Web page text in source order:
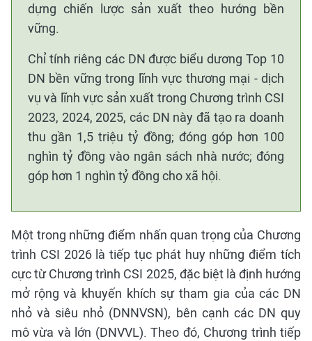
dựng chiến lược sản xuất theo hướng bền
vững.
Chỉ tính riêng các DN được biểu dương Top 10
DN bền vững trong lĩnh vực thương mại - dịch
vụ và lĩnh vực sản xuất trong Chương trình CSI
2023, 2024, 2025, các DN này đã tạo ra doanh
thu gần 1,5 triệu tỷ đồng; đóng góp hơn 100
nghìn tỷ đồng vào ngân sách nhà nước; đóng
góp hơn 1 nghìn tỷ đồng cho xã hội.
Một trong những điểm nhấn quan trọng của Chương
trình CSI 2026 là tiếp tục phát huy những điểm tích
cực từ Chương trình CSI 2025, đặc biệt là định hướng
mở rộng và khuyến khích sự tham gia của các DN
nhỏ và siêu nhỏ (DNNVSN), bên cạnh các DN quy
mô vừa và lớn (DNVVL). Theo đó, Chương trình tiếp